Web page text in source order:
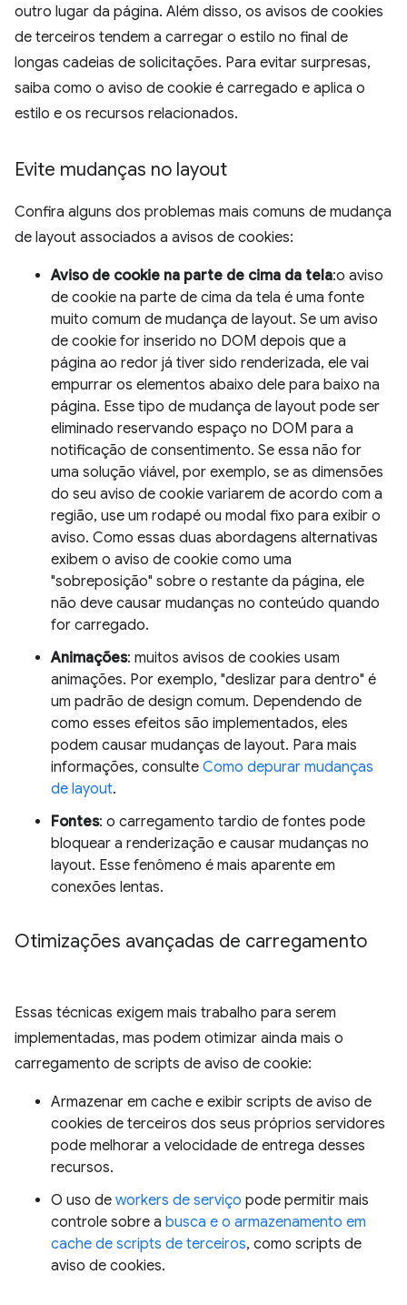
outro lugar da página. Além disso, os avisos de cookies
de terceiros tendem a carregar o estilo no final de
longas cadeias de solicitações. Para evitar surpresas,
saiba como o aviso de cookie é carregado e aplica o
estilo e os recursos relacionados.
Evite mudanças no layout
Confira alguns dos problemas mais comuns de mudança
de layout associados a avisos de cookies:
Aviso de cookie na parte de cima da tela:o aviso
de cookie na parte de cima da tela é uma fonte
muito comum de mudança de layout. Se um aviso
de cookie for inserido no DOM depois que a
página ao redor já tiver sido renderizada, ele vai
empurrar os elementos abaixo dele para baixo na
página. Esse tipo de mudança de layout pode ser
eliminado reservando espaço no DOM para a
notificação de consentimento. Se essa não for
uma solução viável, por exemplo, se as dimensões
do seu aviso de cookie variarem de acordo com a
região, use um rodapé ou modal fixo para exibir o
aviso. Como essas duas abordagens alternativas
exibem o aviso de cookie como uma
"sobreposição" sobre o restante da página, ele
não deve causar mudanças no conteúdo quando
for carregado.
Animações: muitos avisos de cookies usam
animações. Por exemplo, "deslizar para dentro" é
um padrão de design comum. Dependendo de
como esses efeitos são implementados, eles
podem causar mudanças de layout. Para mais
informações, consulte Como depurar mudanças
de layout.
Fontes: o carregamento tardio de fontes pode
bloquear a renderização e causar mudanças no
layout. Esse fenômeno é mais aparente em
conexões lentas.
Otimizações avançadas de carregamento
Essas técnicas exigem mais trabalho para serem
implementadas, mas podem otimizar ainda mais o
carregamento de scripts de aviso de cookie:
Armazenar em cache e exibir scripts de aviso de
cookies de terceiros dos seus próprios servidores
pode melhorar a velocidade de entrega desses
recursos.
O uso de workers de serviço pode permitir mais
controle sobre a busca e o armazenamento em
cache de scripts de terceiros, como scripts de
aviso de cookies.